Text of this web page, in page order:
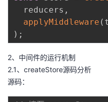
  reducers
,
applyMiddleware (
) ;
2、中间件的运行机制
2.1、createStore源码分析
源码：